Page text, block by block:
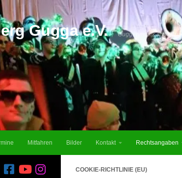
Gugga e.V. Guggenmusik aus
Mitfahren Bilder Kontakt Rechtsangaben
COOKIE-RICHTLINIE (EU)